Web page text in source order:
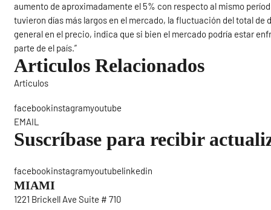
aumento de aproximadamente el 5% con respecto al mismo
tuvieron días más largos en el mercado, la fluctuación del total de
general en el precio, indica que si bien el mercado podría estar
parte de el país.”
Articulos Relacionados
Articulos
facebookinstagramyoutube
EMAIL
Suscríbase para recibir
facebookinstagramyoutubelinkedin
MIAMI
1221 Brickell Ave Suite # 710